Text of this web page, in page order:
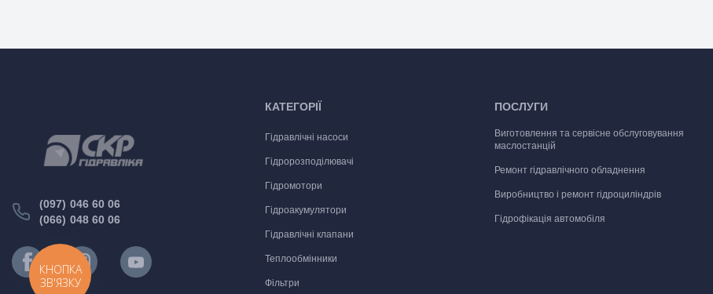
(097) 046 60 06
(066) 048 60 06
КАТЕГОРІЇ
Гідравлічні насоси
Гідророзподілювачі
Гідромотори
Гідроакумулятори
Гідравлічні клапани
Теплообмінники
Фільтри
ПОСЛУГИ
Виготовлення та сервісне обслуговування
маслостанцій
Ремонт гідравлічного обладнення
Виробництво і ремонт гідроциліндрів
Гідрофікація автомобіля
КНОПКА
ЗВ'ЯЗКУ